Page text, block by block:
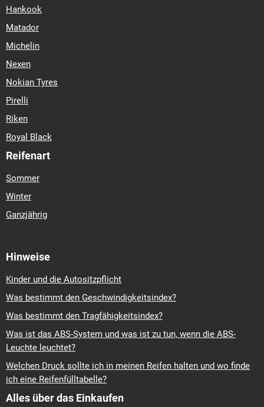
Hankook
Matador
Michelin
Nexen
Nokian Tyres
Pirelli
Riken
Royal Black
Reifenart
Sommer
Winter
Ganzjährig
Hinweise
Kinder und die Autositzpflicht
Was bestimmt den Geschwindigkeitsindex?
Was bestimmt den Tragfähigkeitsindex?
Was ist das ABS-System und was ist zu tun, wenn die ABS-
Leuchte leuchtet?
Welchen Druck sollte ich in meinen Reifen halten und wo finde
ich eine Reifenfülltabelle?
Alles über das Einkaufen